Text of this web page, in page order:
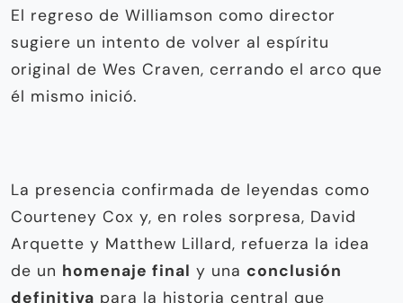
El regreso de Williamson como director
sugiere un intento de volver al espíritu
original de Wes Craven, cerrando el arco que
él mismo inició.
La presencia confirmada de leyendas como
Courteney Cox y, en roles sorpresa, David
Arquette y Matthew Lillard, refuerza la idea
de un homenaje final y una conclusión
definitiva para la historia central que